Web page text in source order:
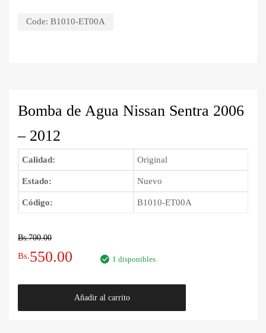
Code: B1010-ET00A
Bomba de Agua Nissan Sentra 2006
– 2012
Calidad: Original
Estado: Nuevo
Código: B1010-ET00A
Bs.700.00
El
precio
original
Bs.550.00
precio
actual
1 disponibles
Añadir al carrito